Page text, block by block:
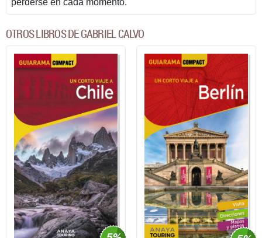
perderse en cada momento.
OTROS LIBROS DE GABRIEL CALVO